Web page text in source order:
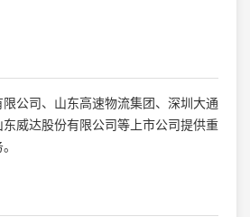
公司、山东高速物流集团、深圳大通
威达股份有限公司等上市公司提供重